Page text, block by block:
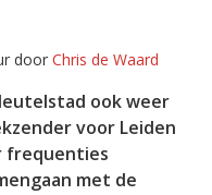
door Chris de Waard
ook weer
voor Leiden
frequenties
met de